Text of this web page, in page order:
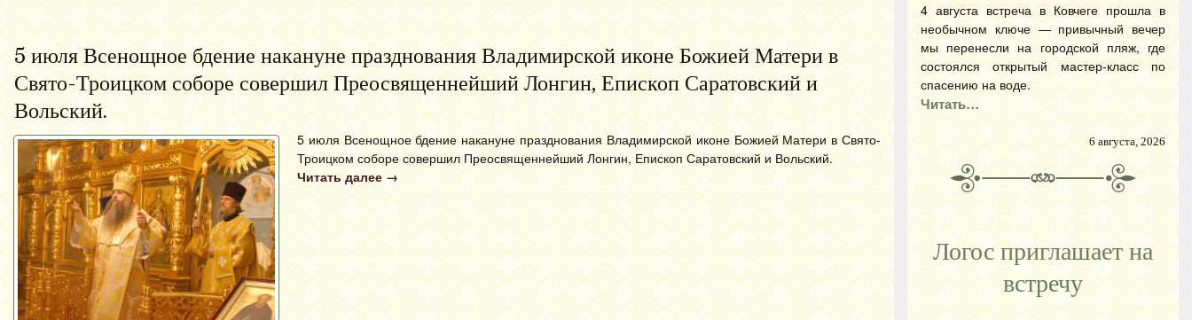
5 июля Всенощное бдение накануне празднования Владимирской иконе Божией Матери в
Свято-Троицком соборе совершил Преосвященнейший Лонгин, Епископ Саратовский и
Вольский.
5 июля Всенощное бдение накануне празднования Владимирской иконе Божией Матери в Свято-
Троицком соборе совершил Преосвященнейший Лонгин, Епископ Саратовский и Вольский.
Читать далее→
4 августа встреча в Ковчеге прошла в
необычном ключе — привычный вечер
мы перенесли на городской пляж, где
состоялся открытый мастер-класс по
спасению на воде.
Читать…
6 августа, 2026
Логос приглашает на
встречу